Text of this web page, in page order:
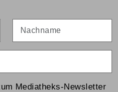
Mediatheks-Newsletter